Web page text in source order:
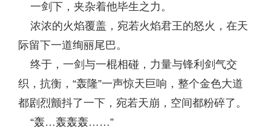
一剑下，夹杂着他毕生之力。
浓浓的火焰覆盖，宛若火焰君王的怒火，在天
际留下一道绚丽尾巴。
终于，一剑与一棍相碰，力量与锋利剑气交
织，抗衡，“轰隆”一声惊天巨响，整个金色大道
都剧烈颤抖了一下，宛若天崩，空间都粉碎了。
“轰…轰轰轰……”